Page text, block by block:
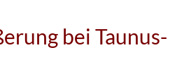
bei Taunus-